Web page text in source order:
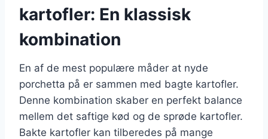
kartofler: En klassisk
kombination
En af de mest populære måder at nyde
porchetta på er sammen med bagte kartofler.
Denne kombination skaber en perfekt balance
mellem det saftige kød og de sprøde kartofler.
Bakte kartofler kan tilberedes på mange